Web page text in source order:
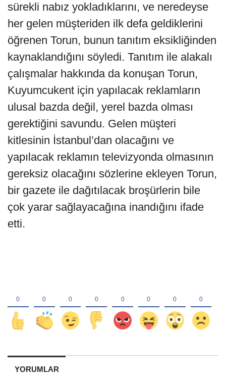
sürekli nabız yokladıklarını, ve neredeyse
her gelen müşteriden ilk defa geldiklerini
öğrenen Torun, bunun tanıtım eksikliğinden
kaynaklandığını söyledi. Tanıtım ile alakalı
çalışmalar hakkında da konuşan Torun,
Kuyumcukent için yapılacak reklamların
ulusal bazda değil, yerel bazda olması
gerektiğini savundu. Gelen müşteri
kitlesinin İstanbul’dan olacağını ve
yapılacak reklamın televizyonda olmasının
gereksiz olacağını sözlerine ekleyen Torun,
bir gazete ile dağıtılacak broşürlerin bile
çok yarar sağlayacağına inandığını ifade
etti.
YORUMLAR